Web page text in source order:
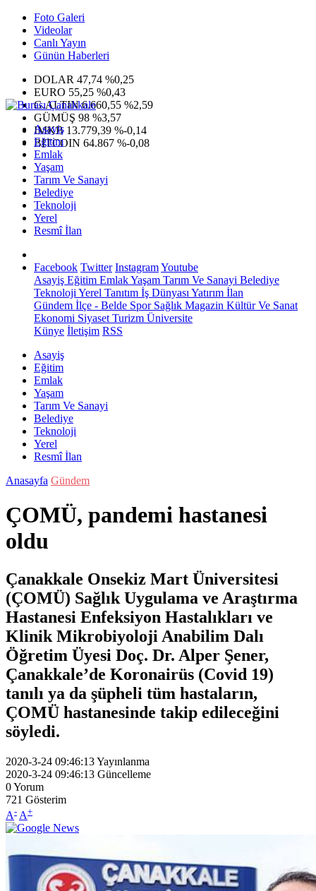
Foto Galeri
Videolar
Canlı Yayın
Günün Haberleri
DOLAR 47,74 %0,25
EURO 55,25 %0,43
G.ALTIN6.660,55 %2,59
GÜMÜŞ 98 %3,57
IMKB 13.779,39 %-0,14
BITCOIN 64.867 %-0,08
Asayiş
Eğitim
Emlak
Yaşam
Tarım Ve Sanayi
Belediye
Teknoloji
Yerel
Resmî İlan
Facebook Twitter InstagramYoutube
Asayiş Eğitim EmlakYaşam Tarım Ve Sanayi Belediye
Teknoloji Yerel Tanıtım İş Dünyası Yatırım İlan
Gündem İlçe - Belde SporSağlık Magazin Kültür Ve Sanat
Ekonomi Siyaset Turizm Üniversite
Künye İletişim RSS
Asayiş
Eğitim
Emlak
Yaşam
Tarım Ve Sanayi
Belediye
Teknoloji
Yerel
Resmî İlan
Anasayfa Gündem
ÇOMÜ, pandemi hastanesi
oldu
Çanakkale Onsekiz Mart Üniversitesi
(ÇOMÜ) Sağlık Uygulama ve Araştırma
Hastanesi Enfeksiyon Hastalıkları ve
Klinik Mikrobiyoloji Anabilim Dalı
Öğretim Üyesi Doç. Dr. Alper Şener,
Çanakkale’de Koronairüs (Covid 19)
tanılı ya da şüpheli tüm hastaların,
ÇOMÜ hastanesinde takip edileceğini
söyledi.
2020-3-24 09:46:13Yayınlanma
2020-3-24 09:46:13 Güncelleme
0Yorum
721 Gösterim
A- A+